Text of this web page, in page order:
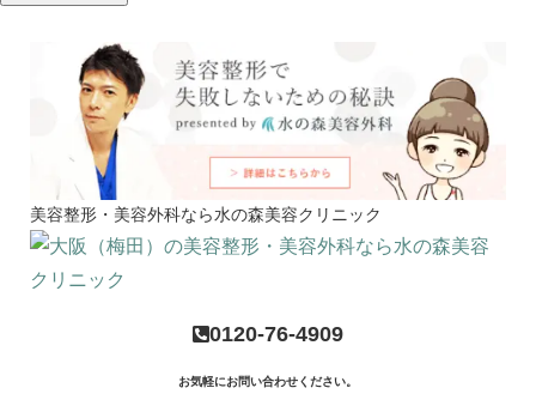
美容整形・美容外科なら水の森美容クリニック
0120-76-4909
お気軽にお問い合わせください。